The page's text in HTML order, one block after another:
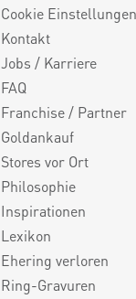
Cookie Einstellungen
Kontakt
Jobs / Karriere
FAQ
Franchise / Partner
Goldankauf
Stores vor Ort
Philosophie
Inspirationen
Lexikon
Ehering verloren
Ring-Gravuren